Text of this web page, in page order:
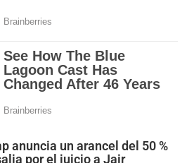
anuncia un arancel del 50 %
por el juicio a Jair